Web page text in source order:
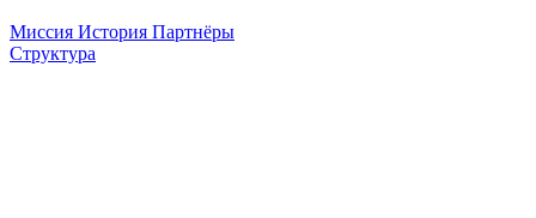
Миссия История Партнёры
Структура